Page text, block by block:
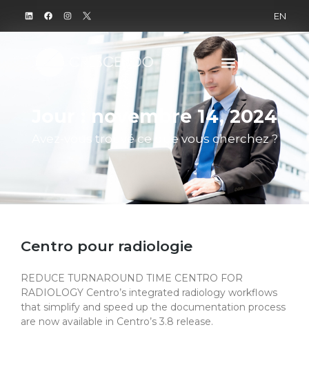
EN
Jour : novembre 14, 2024
Avez-vous trouvé ce que vous cherchez ?
Centro pour radiologie
REDUCE TURNAROUND TIME CENTRO FOR
RADIOLOGY Centro’s integrated radiology workflows
that simplify and speed up the documentation process
are now available in Centro’s 3.8 release.